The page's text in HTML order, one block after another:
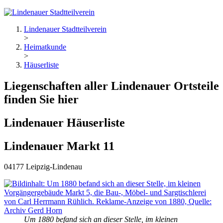
Lindenauer Stadtteilverein
>
Heimatkunde
>
Häuserliste
Liegenschaften aller Lindenauer Ortsteile
finden Sie hier
Lindenauer Häuserliste
Lindenauer Markt 11
04177 Leipzig-Lindenau
Um 1880 befand sich an dieser Stelle, im kleinen